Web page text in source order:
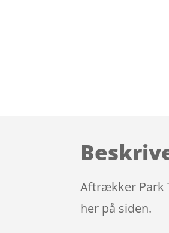
Aftrækker Park
her på siden.